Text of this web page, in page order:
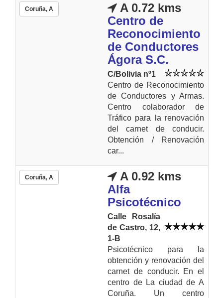
Coruña, A
A 0.72 kms
Centro de
Reconocimiento
de Conductores
Ágora S.C.
C/Bolivia nº1
Centro de Reconocimiento
de Conductores y Armas.
Centro colaborador de
Tráfico para la renovación
del carnet de conducir.
Obtención / Renovación
car...
Coruña, A
A 0.92 kms
Alfa
Psicotécnico
Calle Rosalía
de Castro, 12,
1-B
Psicotécnico para la
obtención y renovación del
carnet de conducir. En el
centro de La ciudad de A
Coruña. Un centro